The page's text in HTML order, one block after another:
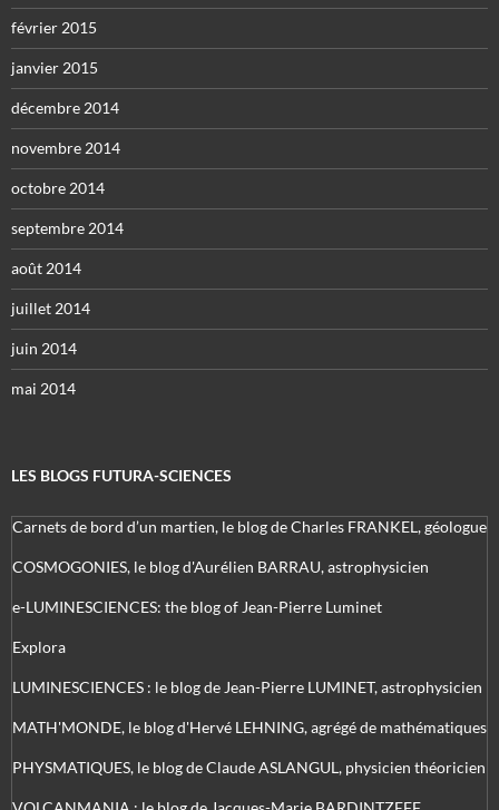
février 2015
janvier 2015
décembre 2014
novembre 2014
octobre 2014
septembre 2014
août 2014
juillet 2014
juin 2014
mai 2014
LES BLOGS FUTURA-SCIENCES
Carnets de bord d’un martien, le blog de Charles FRANKEL, géologue
COSMOGONIES, le blog d'Aurélien BARRAU, astrophysicien
e-LUMINESCIENCES: the blog of Jean-Pierre Luminet
Explora
LUMINESCIENCES : le blog de Jean-Pierre LUMINET, astrophysicien
MATH'MONDE, le blog d'Hervé LEHNING, agrégé de mathématiques
PHYSMATIQUES, le blog de Claude ASLANGUL, physicien théoricien